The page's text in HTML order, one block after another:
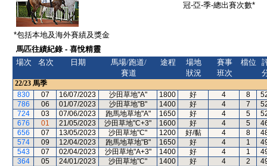
冠-亞-季-總出賽次數*
*包括本地及海外賽績及獎金
馬匹往績紀錄 - 喜悅精靈
場次
名次 日期
馬場/跑道/
賽道
途程
場地
狀況
賽事
班次
檔位
22/23 馬季
830
07 16/07/2023 沙田草地"A" 1800 好 4 8
786
06 01/07/2023 沙田草地"B" 1400 好 4 7
724
03 07/06/2023 跑馬地草地"A" 1650 好 4 5
676
01 21/05/2023 沙田草地"C+3" 1600 好 4 5
656
07 13/05/2023 沙田草地"C" 1200 好/黏 4 8
574
09 12/04/2023 跑馬地草地"B" 1650 好 4 1
543
07 02/04/2023 沙田草地"A+3" 1400 好 4 1
364
05 24/01/2023 沙田草地"C" 1400 好 4 2